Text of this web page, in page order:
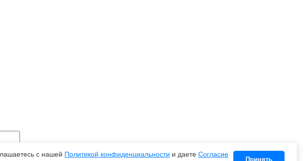
с нашей Политикой конфиденциальности и даете Согласие
Принять